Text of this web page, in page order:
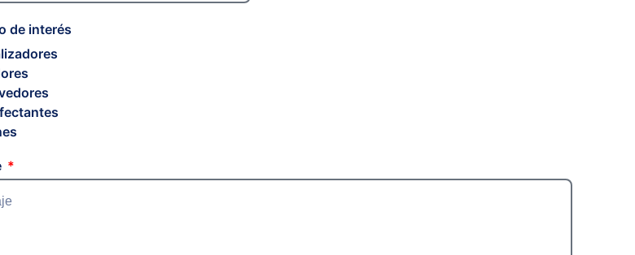
de interés